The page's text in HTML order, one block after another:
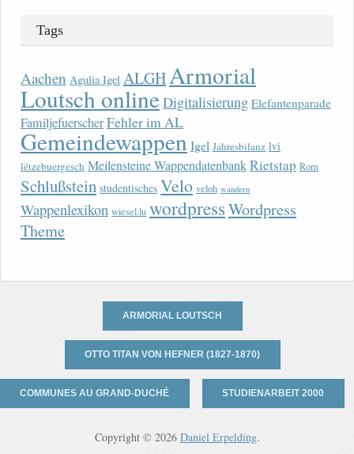
Tags
Aachen Agulia Igel ALGHArmorial
Loutsch onlineDigitalisierung Elefantenparade
FamiljefuerscherFehler im AL
Gemeindewappen Igel Jahresbilanz lvi
lëtzebuergesch Meilensteine WappendatenbankRietstap Rom
Schlußstein studentisches Velo veloh wandern
Wappenlexikon wiesel.lu wordpressWordpress
Theme
ARMORIAL LOUTSCH
OTTO TITAN VON HEFNER (1827-1870)
COMMUNES AU GRAND-DUCHÉ STUDIENARBEIT 2000
Copyright © 2026 Daniel Erpelding.